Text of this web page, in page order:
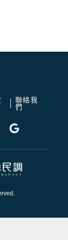
聯絡我
們